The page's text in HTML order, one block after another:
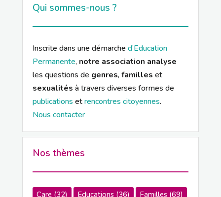
Qui sommes-nous ?
Inscrite dans une démarche d’Education
Permanente, notre association analyse
les questions de genres,familles et
sexualités à travers diverses formes de
publications etrencontres citoyennes.
Nous contacter
Nos thèmes
Care(32) Educations(36) Familles(69)